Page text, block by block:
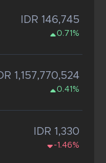
IDR 146,745
0.71%
1,157,770,524
0.41%
IDR 1,330
-1.46%